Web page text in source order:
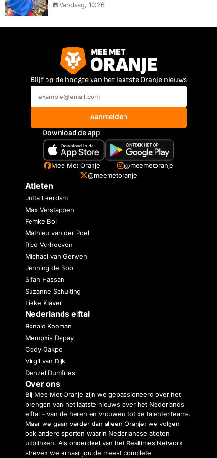
Vandaag, 10:26
Blijf op de hoogte van het laatste Oranje nieuws
Aanmelden
Download de app
Mee Met Oranje
@meemetoranje
@meemetoranje
Atleten
Jutta Leerdam
Max Verstappen
Femke Bol
Mathieu van der Poel
Rico Verhoeven
Michael van Gerwen
Jenning de Boo
Sifan Hassan
Suzanne Schulting
Lieke Klaver
Nederlands elftal
Ronald Koeman
Memphis Depay
Cody Gakpo
Virgil van Dijk
Denzel Dumfries
Over ons
Bij Mee Met Oranje zijn we gepassioneerd over het
brengen van het laatste nieuws over het Nederlands
elftal – van de heren en vrouwen tot de talententeams.
Maar we gaan verder dan alleen Oranje: we volgen
ook andere sporten waarin Nederlandse atleten
uitblinken. Als onderdeel van het Realtimes Network
streven we ernaar jou de meest complete